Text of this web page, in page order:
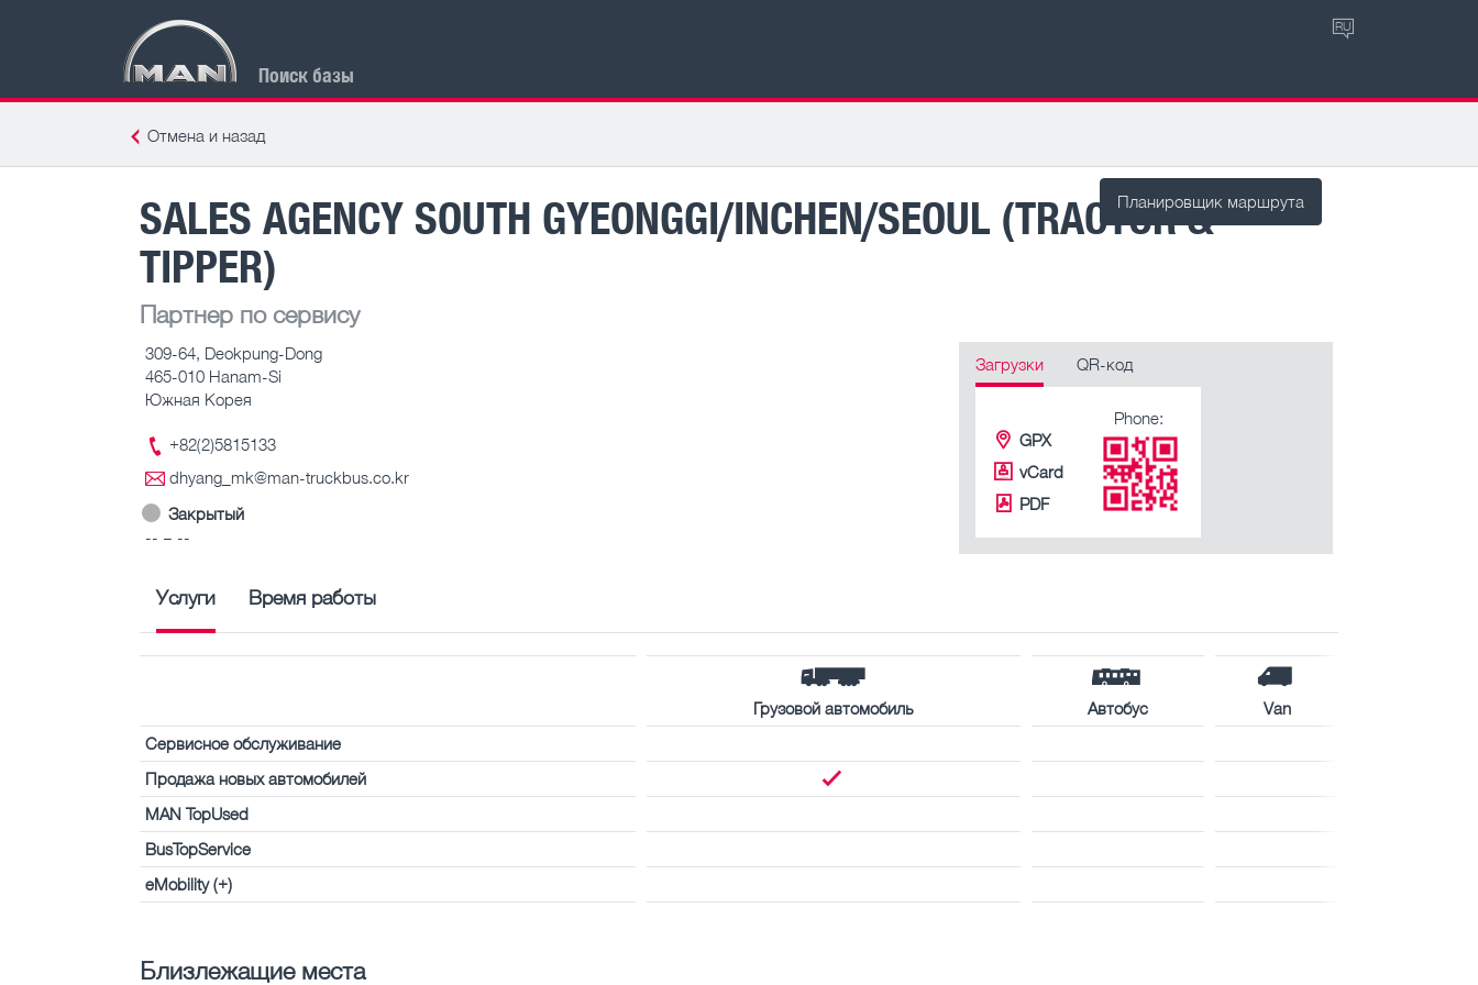
Поиск базы
RU
Отмена и назад
Планировщик маршрута
SALES AGENCY SOUTH GYEONGGI/INCHEN/SEOUL (TRACTOR &
TIPPER)
Партнер по сервису
309-64, Deokpung-Dong
465-010 Hanam-Si
Южная Корея
+82(2)5815133
dhyang_mk@man-truckbus.co.kr
Закрытый
-- – --
Загрузки QR-код
GPX
vCard
PDF
Phone:
Услуги Время работы
Грузовой автомобиль Автобус
Van
Сервисное обслуживание
Продажа новых автомобилей
MAN TopUsed
BusTopService
eMobility (+)
Близлежащие места